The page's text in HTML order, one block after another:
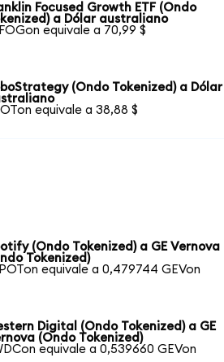
Focused Growth ETF (Ondo
a Dólar australiano
equivale a 70,99 $
(Ondo Tokenized) a Dólar
equivale a 38,88 $
(Ondo Tokenized) a GE Vernova
Tokenized)
equivale a 0,479744 GEVon
Digital (Ondo Tokenized) a GE
(Ondo Tokenized)
equivale a 0,539660 GEVon